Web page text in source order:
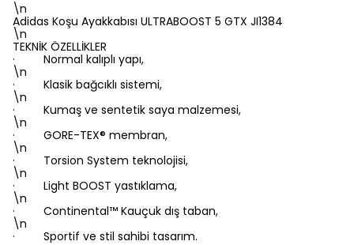
\n
Adidas Koşu Ayakkabısı ULTRABOOST 5 GTX JI1384
\n
TEKNİK ÖZELLİKLER
· Normal kalıplı yapı,
\n
· Klasik bağcıklı sistemi,
\n
· Kumaş ve sentetik saya malzemesi,
\n
· GORE-TEX® membran,
\n
· Torsion System teknolojisi,
\n
· Light BOOST yastıklama,
\n
· Continental™ Kauçuk dış taban,
\n
· Sportif ve stil sahibi tasarım.